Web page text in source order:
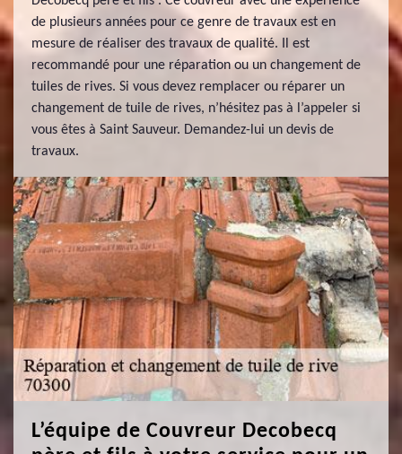
de plusieurs années pour ce genre de travaux est en
mesure de réaliser des travaux de qualité. Il est
recommandé pour une réparation ou un changement de
tuiles de rives. Si vous devez remplacer ou réparer un
changement de tuile de rives, n’hésitez pas à l’appeler si
vous êtes à Saint Sauveur. Demandez-lui un devis de
travaux.
L’équipe de Couvreur Decobecq